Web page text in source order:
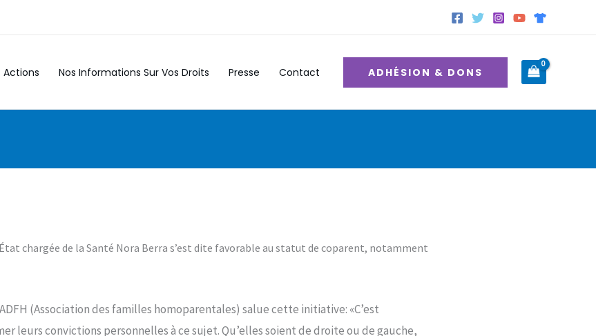
Actions Nos Informations Sur Vos Droits Presse Contact ADHÉSION & DONS
chargée de la Santé Nora Berra s’est dite favorable au statut de coparent, notamment
(Association des familles homoparentales) salue cette initiative: «C’est
leurs convictions personnelles à ce sujet. Qu’elles soient de droite ou de gauche,